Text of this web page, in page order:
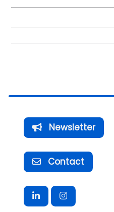
Newsletter
Contact